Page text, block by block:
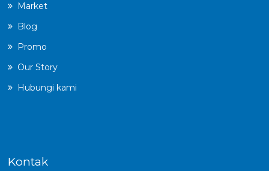
Market
Blog
Promo
Our Story
Hubungi kami
Kontak